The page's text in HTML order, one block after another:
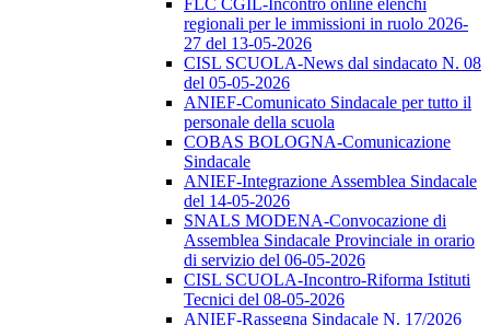
FLC CGIL-Incontro online elenchi
regionali per le immissioni in ruolo 2026-
27 del 13-05-2026
CISL SCUOLA-News dal sindacato N. 08
del 05-05-2026
ANIEF-Comunicato Sindacale per tutto il
personale della scuola
COBAS BOLOGNA-Comunicazione
Sindacale
ANIEF-Integrazione Assemblea Sindacale
del 14-05-2026
SNALS MODENA-Convocazione di
Assemblea Sindacale Provinciale in orario
di servizio del 06-05-2026
CISL SCUOLA-Incontro-Riforma Istituti
Tecnici del 08-05-2026
ANIEF-Rassegna Sindacale N. 17/2026